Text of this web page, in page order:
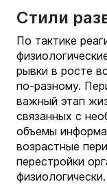
Стили
По тактике
рывки в росте
по-разному.
важный этап
связанных с
объемы
возрастные
перестройки
физиологически.